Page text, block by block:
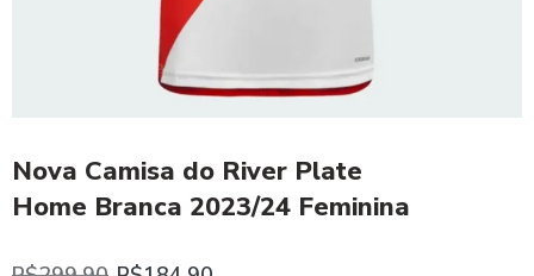
Nova Camisa do River Plate
Home Branca 2023/24 Feminina